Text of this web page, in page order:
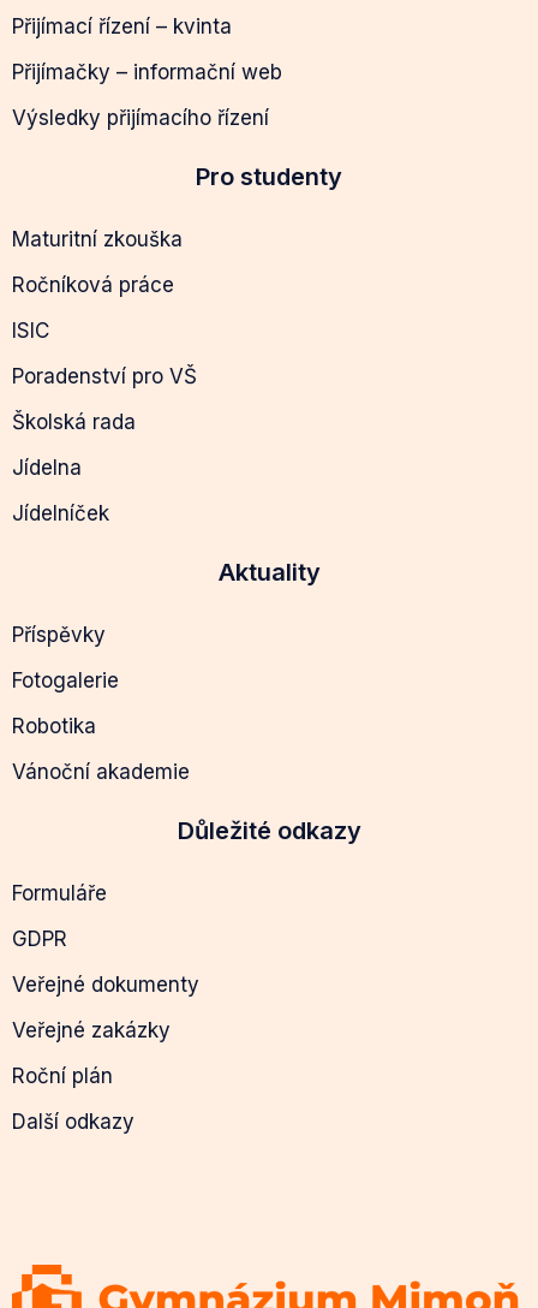
Přijímací řízení – kvinta
Přijímačky – informační web
Výsledky přijímacího řízení
Pro studenty
Maturitní zkouška
Ročníková práce
ISIC
Poradenství pro VŠ
Školská rada
Jídelna
Jídelníček
Aktuality
Příspěvky
Fotogalerie
Robotika
Vánoční akademie
Důležité odkazy
Formuláře
GDPR
Veřejné dokumenty
Veřejné zakázky
Roční plán
Další odkazy